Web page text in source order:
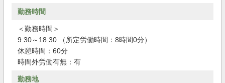
勤務時間
＜勤務時間＞
9:30～18:30 （所定労働時間：8時間0分）
休憩時間：60分
時間外労働有無：有
勤務地